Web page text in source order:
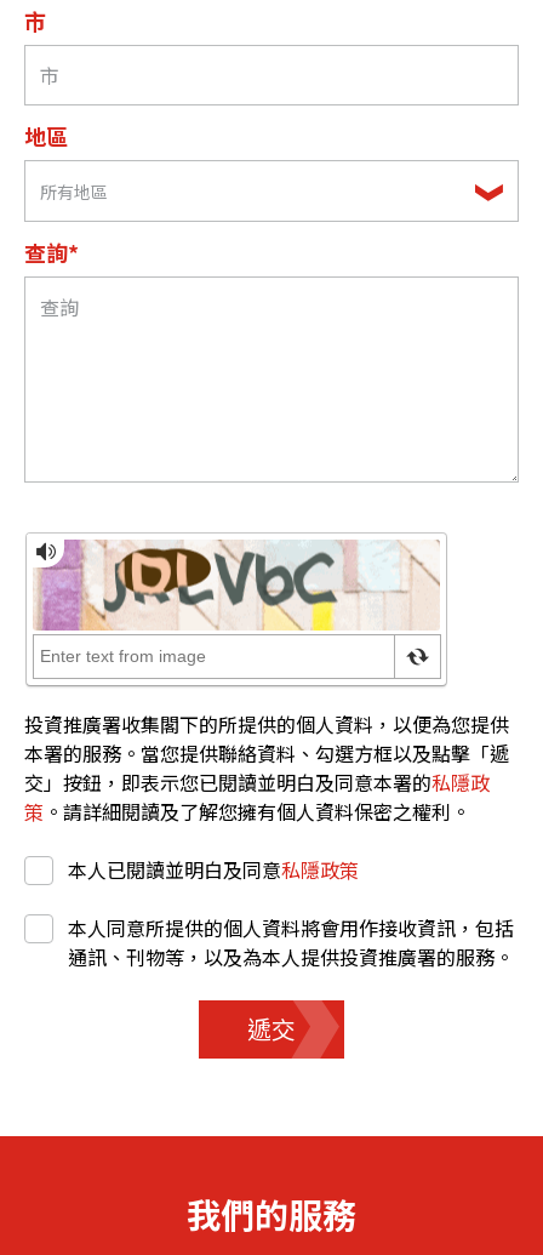
市
地區
所有地區
查詢*
投資推廣署收集閣下的所提供的個人資料，以便為您提供
本署的服務。當您提供聯絡資料、勾選方框以及點擊「遞
交」按鈕，即表示您已閱讀並明白及同意本署的私隱政
策 。請詳細閱讀及了解您擁有個人資料保密之權利。
本人已閱讀並明白及同意私隱政策
本人同意所提供的個人資料將會用作接收資訊，包括
通訊、刊物等，以及為本人提供投資推廣署的服務。
遞交
我們的服務